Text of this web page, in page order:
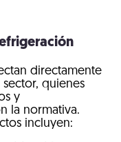
directamente
quienes
y
la normativa.
incluyen: